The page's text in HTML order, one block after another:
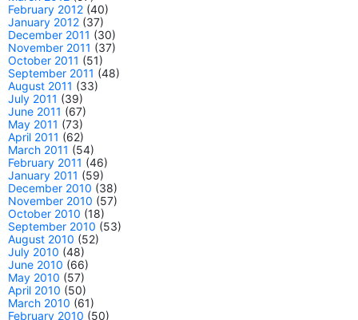
February 2012 (40)
January 2012 (37)
December 2011 (30)
November 2011 (37)
October 2011 (51)
September 2011 (48)
August 2011 (33)
July 2011 (39)
June 2011 (67)
May 2011 (73)
April 2011 (62)
March 2011 (54)
February 2011 (46)
January 2011 (59)
December 2010 (38)
November 2010 (57)
October 2010 (18)
September 2010 (53)
August 2010 (52)
July 2010 (48)
June 2010 (66)
May 2010 (57)
April 2010 (50)
March 2010 (61)
February 2010 (50)